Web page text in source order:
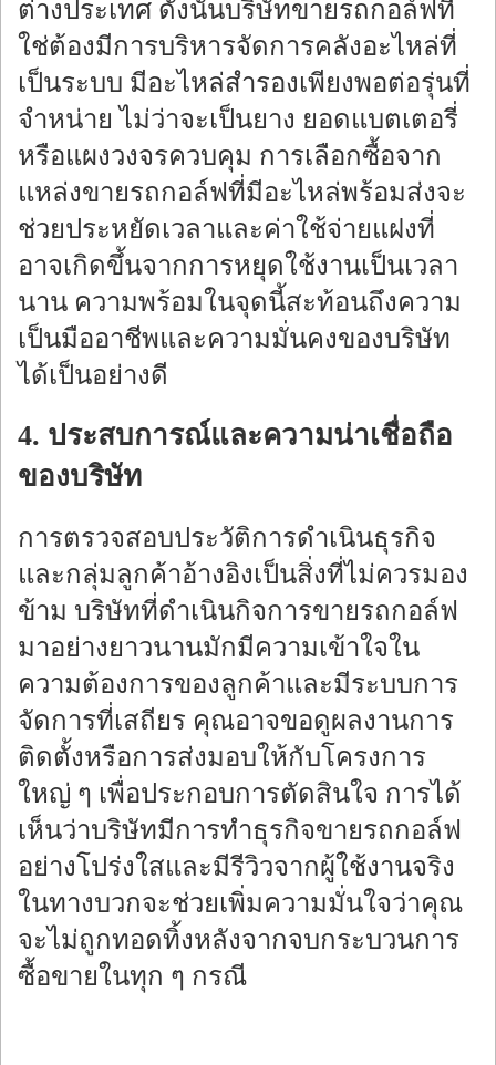
ต่างประเทศ ดังนั้นบริษัทขายรถกอล์ฟที่
ใช่ต้องมีการบริหารจัดการคลังอะไหล่ที่
เป็นระบบ มีอะไหล่สำรองเพียงพอต่อรุ่นที่
จำหน่าย ไม่ว่าจะเป็นยาง ยอดแบตเตอรี่
หรือแผงวงจรควบคุม การเลือกซื้อจาก
แหล่งขายรถกอล์ฟที่มีอะไหล่พร้อมส่งจะ
ช่วยประหยัดเวลาและค่าใช้จ่ายแฝงที่
อาจเกิดขึ้นจากการหยุดใช้งานเป็นเวลา
นาน ความพร้อมในจุดนี้สะท้อนถึงความ
เป็นมืออาชีพและความมั่นคงของบริษัท
ได้เป็นอย่างดี
4. ประสบการณ์และความน่าเชื่อถือ
ของบริษัท
การตรวจสอบประวัติการดำเนินธุรกิจ
และกลุ่มลูกค้าอ้างอิงเป็นสิ่งที่ไม่ควรมอง
ข้าม บริษัทที่ดำเนินกิจการขายรถกอล์ฟ
มาอย่างยาวนานมักมีความเข้าใจใน
ความต้องการของลูกค้าและมีระบบการ
จัดการที่เสถียร คุณอาจขอดูผลงานการ
ติดตั้งหรือการส่งมอบให้กับโครงการ
ใหญ่ ๆ เพื่อประกอบการตัดสินใจ การได้
เห็นว่าบริษัทมีการทำธุรกิจขายรถกอล์ฟ
อย่างโปร่งใสและมีรีวิวจากผู้ใช้งานจริง
ในทางบวกจะช่วยเพิ่มความมั่นใจว่าคุณ
จะไม่ถูกทอดทิ้งหลังจากจบกระบวนการ
ซื้อขายในทุก ๆ กรณี